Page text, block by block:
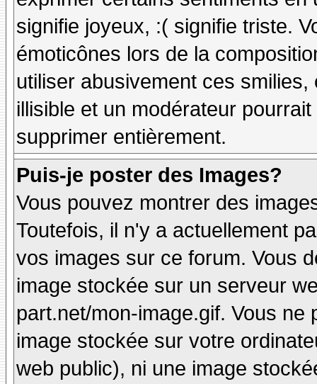
signifie joyeux, :( signifie triste.
émoticônes lors de la
utiliser abusivement ces
illisible et un modérateur
supprimer entièrement.
Puis-je poster des Images?
Vous pouvez montrer des
Toutefois, il n'y a actuellement
vos images sur ce forum. Vous
image stockée sur un serveur
part.net/mon-image.gif. Vous
image stockée sur votre
web public), ni une image